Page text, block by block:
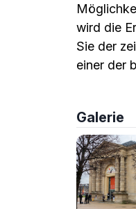
wird die
Sie der
einer der
Galerie